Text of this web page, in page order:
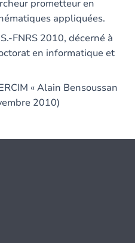
prometteur en
appliquées.
FNRS 2010, décerné à
en informatique et
« Alain Bensoussan
2010)